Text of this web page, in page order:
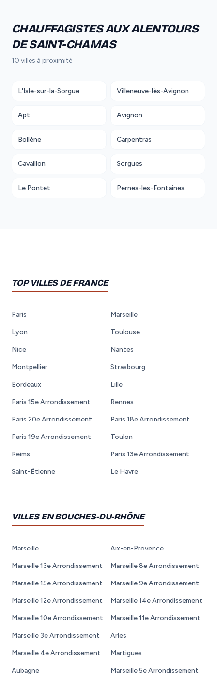
CHAUFFAGISTES AUX ALENTOURS
DE SAINT-CHAMAS
10 villes à proximité
L'Isle-sur-la-Sorgue Villeneuve-lès-Avignon
Apt Avignon
Bollène Carpentras
Cavaillon Sorgues
Le Pontet Pernes-les-Fontaines
TOP VILLES DE FRANCE
Paris Marseille
Lyon Toulouse
Nice Nantes
Montpellier Strasbourg
Bordeaux Lille
Paris 15e Arrondissement Rennes
Paris 20e Arrondissement Paris 18e Arrondissement
Paris 19e Arrondissement Toulon
Reims Paris 13e Arrondissement
Saint-Étienne Le Havre
VILLES EN BOUCHES-DU-RHÔNE
Marseille Aix-en-Provence
Marseille 13e Arrondissement Marseille 8e Arrondissement
Marseille 15e Arrondissement Marseille 9e Arrondissement
Marseille 12e Arrondissement Marseille 14e Arrondissement
Marseille 10e Arrondissement Marseille 11e Arrondissement
Marseille 3e Arrondissement Arles
Marseille 4e Arrondissement Martigues
Aubagne Marseille 5e Arrondissement